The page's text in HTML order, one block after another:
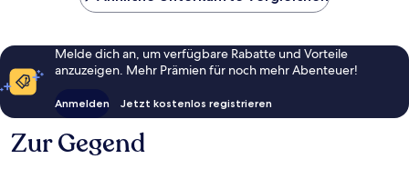
Melde dich an, um verfügbare Rabatte und Vorteile
anzuzeigen. Mehr Prämien für noch mehr Abenteuer!
Anmelden Jetzt kostenlos registrieren
Zur Gegend